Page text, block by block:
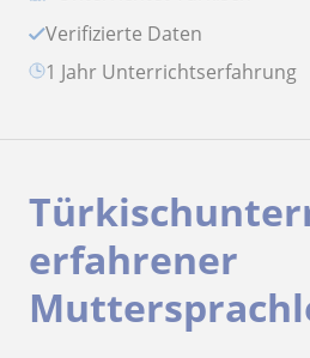
Verifizierte Daten
1 Jahr Unterrichtserfahrung
erfahrener